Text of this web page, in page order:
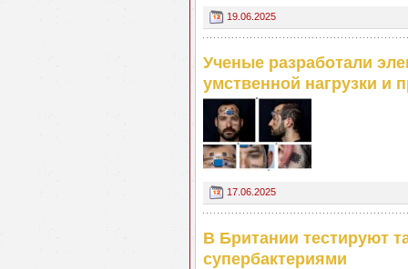
19.06.2025
Ученые разработали
умственной нагрузки и
17.06.2025
В Британии тестируют
супербактериями